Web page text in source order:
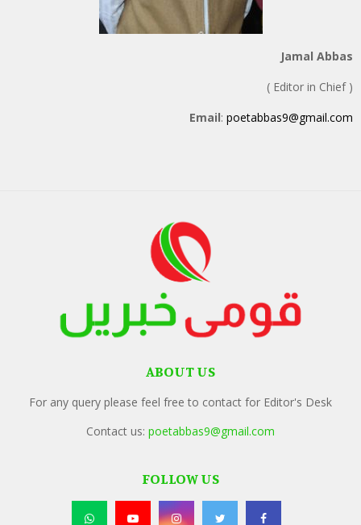
Jamal Abbas
( Editor in Chief )
Email: poetabbas9@gmail.com
ABOUT US
For any query please feel free to contact for Editor's Desk
Contact us: poetabbas9@gmail.com
FOLLOW US